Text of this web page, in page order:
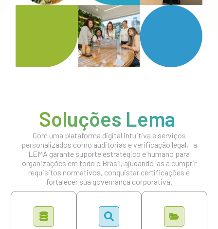
Soluções Lema
Com uma plataforma digital intuitiva e serviços
personalizados como auditorias e verificação legal, a
LEMA garante suporte estratégico e humano para
organizações em todo o Brasil, ajudando-as a cumprir
requisitos normativos, conquistar certificações e
fortalecer sua governança corporativa.